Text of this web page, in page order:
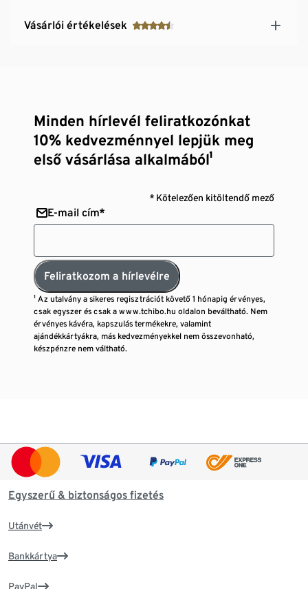
Vásárlói értékelések
Minden hírlevél feliratkozónkat
10% kedvezménnyel lepjük meg
első vásárlása alkalmából¹
* Kötelezően kitöltendő mező
E-mail cím*
Feliratkozom a hírlevélre
¹ Az utalvány a sikeres regisztrációt követő 1 hónapig érvényes,
csak egyszer és csak a www.tchibo.hu oldalon beváltható. Nem
érvényes kávéra, kapszulás termékekre, valamint
ajándékkártyákra, más kedvezményekkel nem összevonható,
készpénzre nem váltható.
Egyszerű & biztonságos fizetés
Utánvét
Bankkártya
PayPal